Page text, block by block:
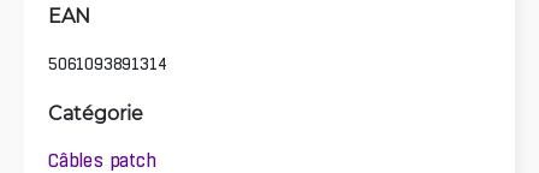
EAN
5061093891314
Catégorie
Câbles patch